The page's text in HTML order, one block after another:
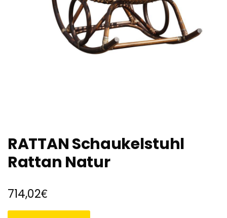
RATTAN Schaukelstuhl
Rattan Natur
714,02€